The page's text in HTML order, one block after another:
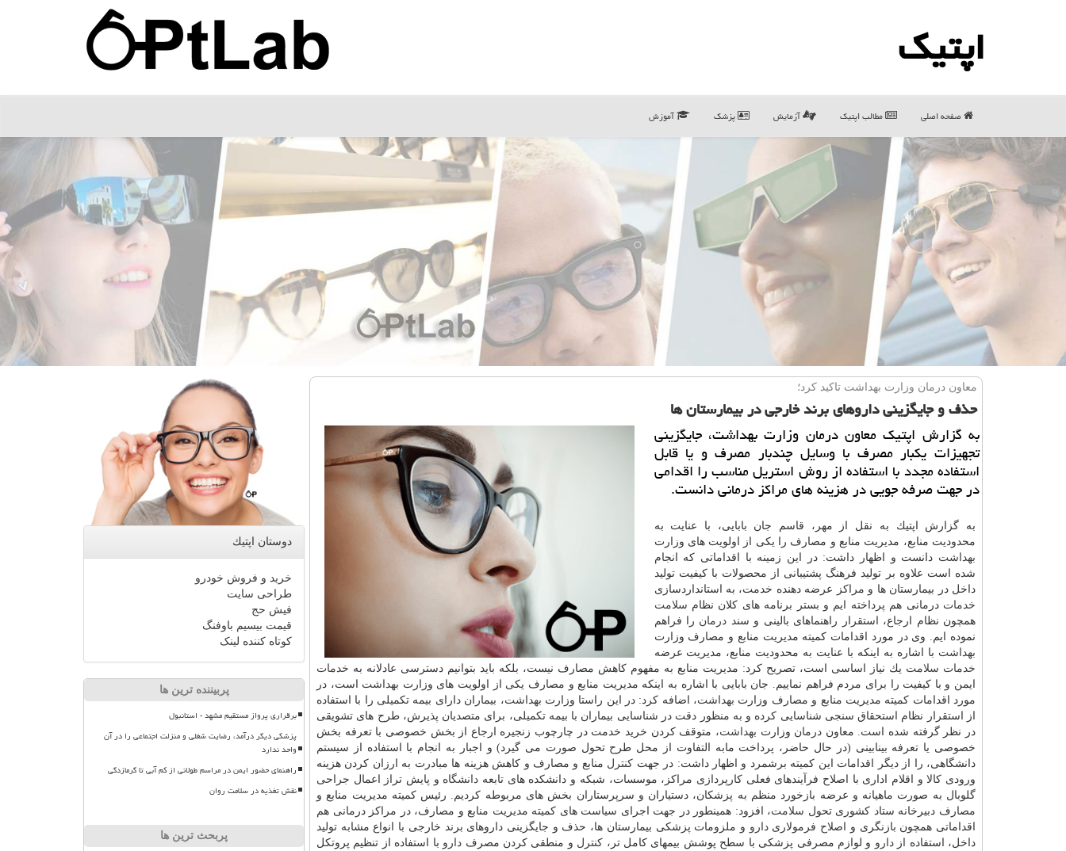
اپتیك
صفحه اصلی مطالب اپتیك آزمایش پزشک آموزش
معاون درمان وزارت بهداشت تاكید كرد؛
حذف و جایگزینی داروهای برند خارجی در بیمارستان ها
به گزارش اپتیك معاون درمان وزارت بهداشت، جایگزینی
تجهیزات یكبار مصرف با وسایل چندبار مصرف و یا قابل
استفاده مجدد با استفاده از روش استریل مناسب را اقدامی
در جهت صرفه جویی در هزینه های مراكز درمانی دانست.
به گزارش اپتیك به نقل از مهر، قاسم جان بابایی، با عنایت به
محدودیت منابع، مدیریت منابع و مصارف را یكی از اولویت های وزارت
بهداشت دانست و اظهار داشت: در این زمینه با اقداماتی كه انجام
شده است علاوه بر تولید فرهنگ پشتیبانی از محصولات با كیفیت تولید
داخل در بیمارستان ها و مراكز عرضه دهنده خدمت، به استانداردسازی
خدمات درمانی هم پرداخته ایم و بستر برنامه های كلان نظام سلامت
همچون نظام ارجاع، استقرار راهنماهای بالینی و سند درمان را فراهم
نموده ایم. وی در مورد اقدامات كمیته مدیریت منابع و مصارف وزارت
بهداشت با اشاره به اینكه با عنایت به محدودیت منابع، مدیریت عرضه
خدمات سلامت یك نیاز اساسی است، تصریح كرد: مدیریت منابع به مفهوم كاهش مصارف نیست، بلكه باید بتوانیم دسترسی عادلانه به خدمات
ایمن و با كیفیت را برای مردم فراهم نماییم. جان بابایی با اشاره به اینكه مدیریت منابع و مصارف یكی از اولویت های وزارت بهداشت است، در
مورد اقدامات كمیته مدیریت منابع و مصارف وزارت بهداشت، اضافه كرد: در این راستا وزارت بهداشت، بیماران دارای بیمه تكمیلی را با استفاده
از استقرار نظام استحقاق سنجی شناسایی كرده و به منظور دقت در شناسایی بیماران با بیمه تكمیلی، برای متصدیان پذیرش، طرح های تشویقی
در نظر گرفته شده است. معاون درمان وزارت بهداشت، متوقف كردن خرید خدمت در چارچوب زنجیره ارجاع از بخش خصوصی با تعرفه بخش
خصوصی یا تعرفه بینابینی (در حال حاضر، پرداخت مابه التفاوت از محل طرح تحول صورت می گیرد) و اجبار به انجام با استفاده از سیستم
دانشگاهی، را از دیگر اقدامات این كمیته برشمرد و اظهار داشت: در جهت كنترل منابع و مصارف و كاهش هزینه ها مبادرت به ارزان كردن هزینه
ورودی كالا و اقلام اداری با اصلاح فرآیندهای فعلی كارپردازی مراكز، موسسات، شبكه و دانشكده های تابعه دانشگاه و پایش تراز اعمال جراحی
گلوبال به صورت ماهیانه و عرضه بازخورد منظم به پزشكان، دستیاران و سرپرستاران بخش های مربوطه كردیم. رئیس كمیته مدیریت منابع و
مصارف دبیرخانه ستاد كشوری تحول سلامت، افزود: همینطور در جهت اجرای سیاست های كمیته مدیریت منابع و مصارف، در مراكز درمانی هم
اقداماتی همچون بازنگری و اصلاح فرمولاریدارو و ملزومات پزشكی بیمارستان ها، حذف و جایگزینی داروهای برند خارجی با انواع مشابه تولید
داخل، استفاده ازدارو و لوازم مصرفی پزشكی با سطح پوشش بیمه‏ای كامل‏ تر، كنترل و منطقی كردن مصرف دارو با استفاده از تنظیم پروتكل‏
دوستان اپتیك
خرید و فروش خودرو
طراحی سایت
فیش حج
قیمت بیسیم باوفنگ
کوتاه کننده لینک
پربیننده ترین ها
برقراری پرواز مستقیم مشهد - استانبول
پزشکی دیگر درآمد، رضایت شغلی و منزلت اجتماعی را در آن
واحد ندارد
راهنمای حضور ایمن در مراسم طولانی از کم آبی تا گرمازدگی
نقش تغذیه در سلامت روان
پربحث ترین ها